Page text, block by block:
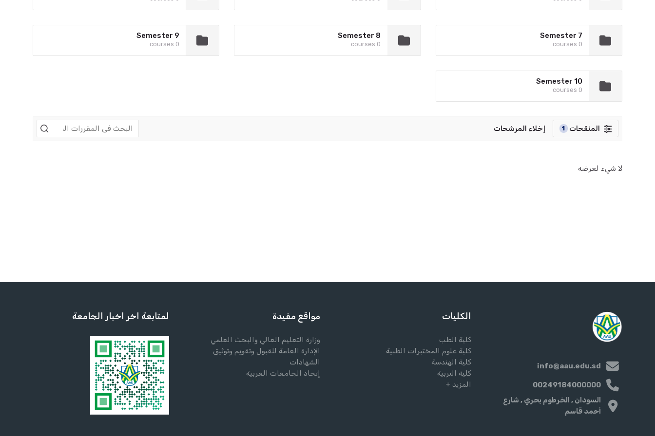
Semester 7
0 courses
Semester 8
0 courses
Semester 9
0 courses
Semester 10
0 courses
المنقحات 1 إخلاء المرشحات
لا شيء لعرضه
info@aau.edu.sd
00249184000000
السودان , الخرطوم بحري , شارع
أحمد قاسم
الكليات
كلية الطب
كلية علوم المختبرات الطبية
كلية الهندسة
كلية التربية
المزيد +
مواقع مفيدة
وزارة التعليم العالي والبحث العلمي
الإدارة العامة للقبول وتقويم وتوثيق
الشهادات
إتحاد الجامعات العربية
لمتابعة اخر اخبار الجامعة